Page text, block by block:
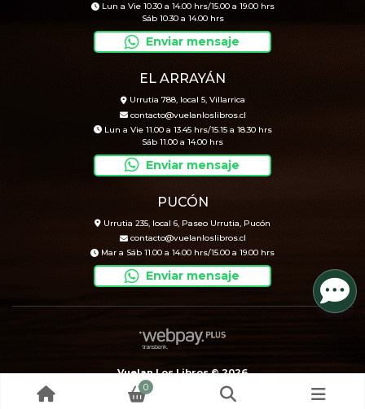
Lun a Vie 10.30 a 14.00 hrs/15.00 a 19.00 hrs
Sáb 10.30 a 14.00 hrs
Enviar mensaje
EL ARRAYÁN
Urrutia 788, local 5, Villarrica
contacto@vuelanloslibros.cl
Lun a Vie 11.00 a 13.45 hrs/15.15 a 18.30 hrs
Sáb 11.00 a 14.00 hrs
Enviar mensaje
PUCÓN
Urrutia 235, local 6, Paseo Urrutia, Pucón
contacto@vuelanloslibros.cl
Mar a Sáb 11.00 a 14.00 hrs/15.00 a 19.00 hrs
Enviar mensaje
Vuelan Los Libros © 2026
Creado por
Bsale
0